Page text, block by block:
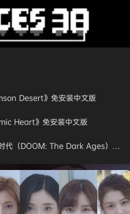
Desert》免安装中文版
Heart》免安装中文版
毁灭战士：黑暗时代（DOOM: The Dark Ages）免安装中文版